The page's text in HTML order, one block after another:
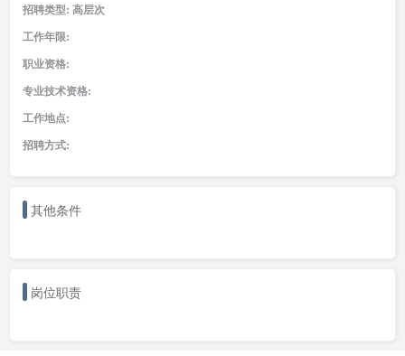
招聘类型: 高层次
工作年限:
职业资格:
专业技术资格:
工作地点:
招聘方式:
其他条件
岗位职责